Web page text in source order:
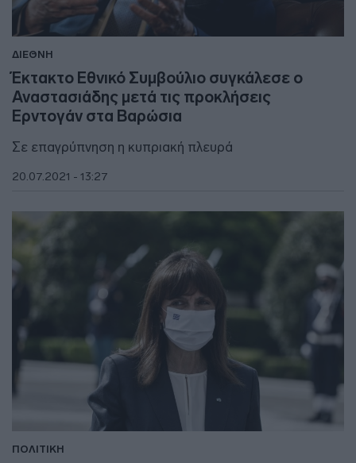
ΔΙΕΘΝΗ
Έκτακτο Εθνικό Συμβούλιο συγκάλεσε ο
Αναστασιάδης μετά τις προκλήσεις
Ερντογάν στα Βαρώσια
Σε επαγρύπνηση η κυπριακή πλευρά
20.07.2021 - 13:27
ΠΟΛΙΤΙΚΗ